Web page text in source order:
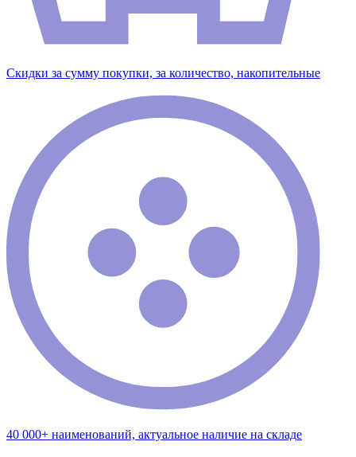
Скидки за сумму покупки, за количество, накопительные
40 000+ наименований, актуальное наличие на складе